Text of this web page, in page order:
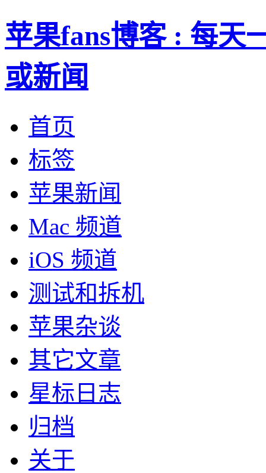
苹果fans博客 : 每天
或新闻
首页
标签
苹果新闻
Mac 频道
iOS 频道
测试和拆机
苹果杂谈
其它文章
星标日志
归档
关于